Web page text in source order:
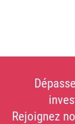
Rejoignez